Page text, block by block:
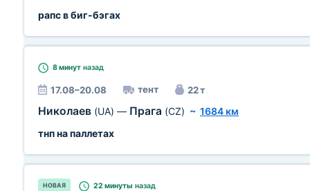
рапс в биг-бэгах
8 минут назад
17.08–20.08 тент 22 т
Николаев (UA) — Прага (CZ) ~ 1684 км
тнп на паллетах
НОВАЯ 22 минуты назад